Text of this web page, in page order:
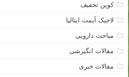
کوپن تخفیف
لاجیک آیمت ایتالیا
مباحث دارویی
مقالات انگیزشی
مقالات خبری